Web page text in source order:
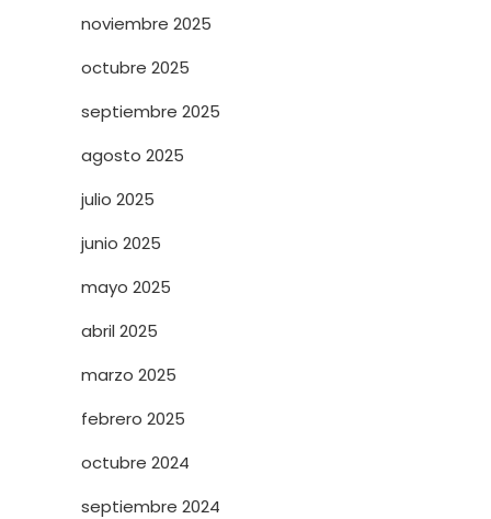
noviembre 2025
octubre 2025
septiembre 2025
agosto 2025
julio 2025
junio 2025
mayo 2025
abril 2025
marzo 2025
febrero 2025
octubre 2024
septiembre 2024